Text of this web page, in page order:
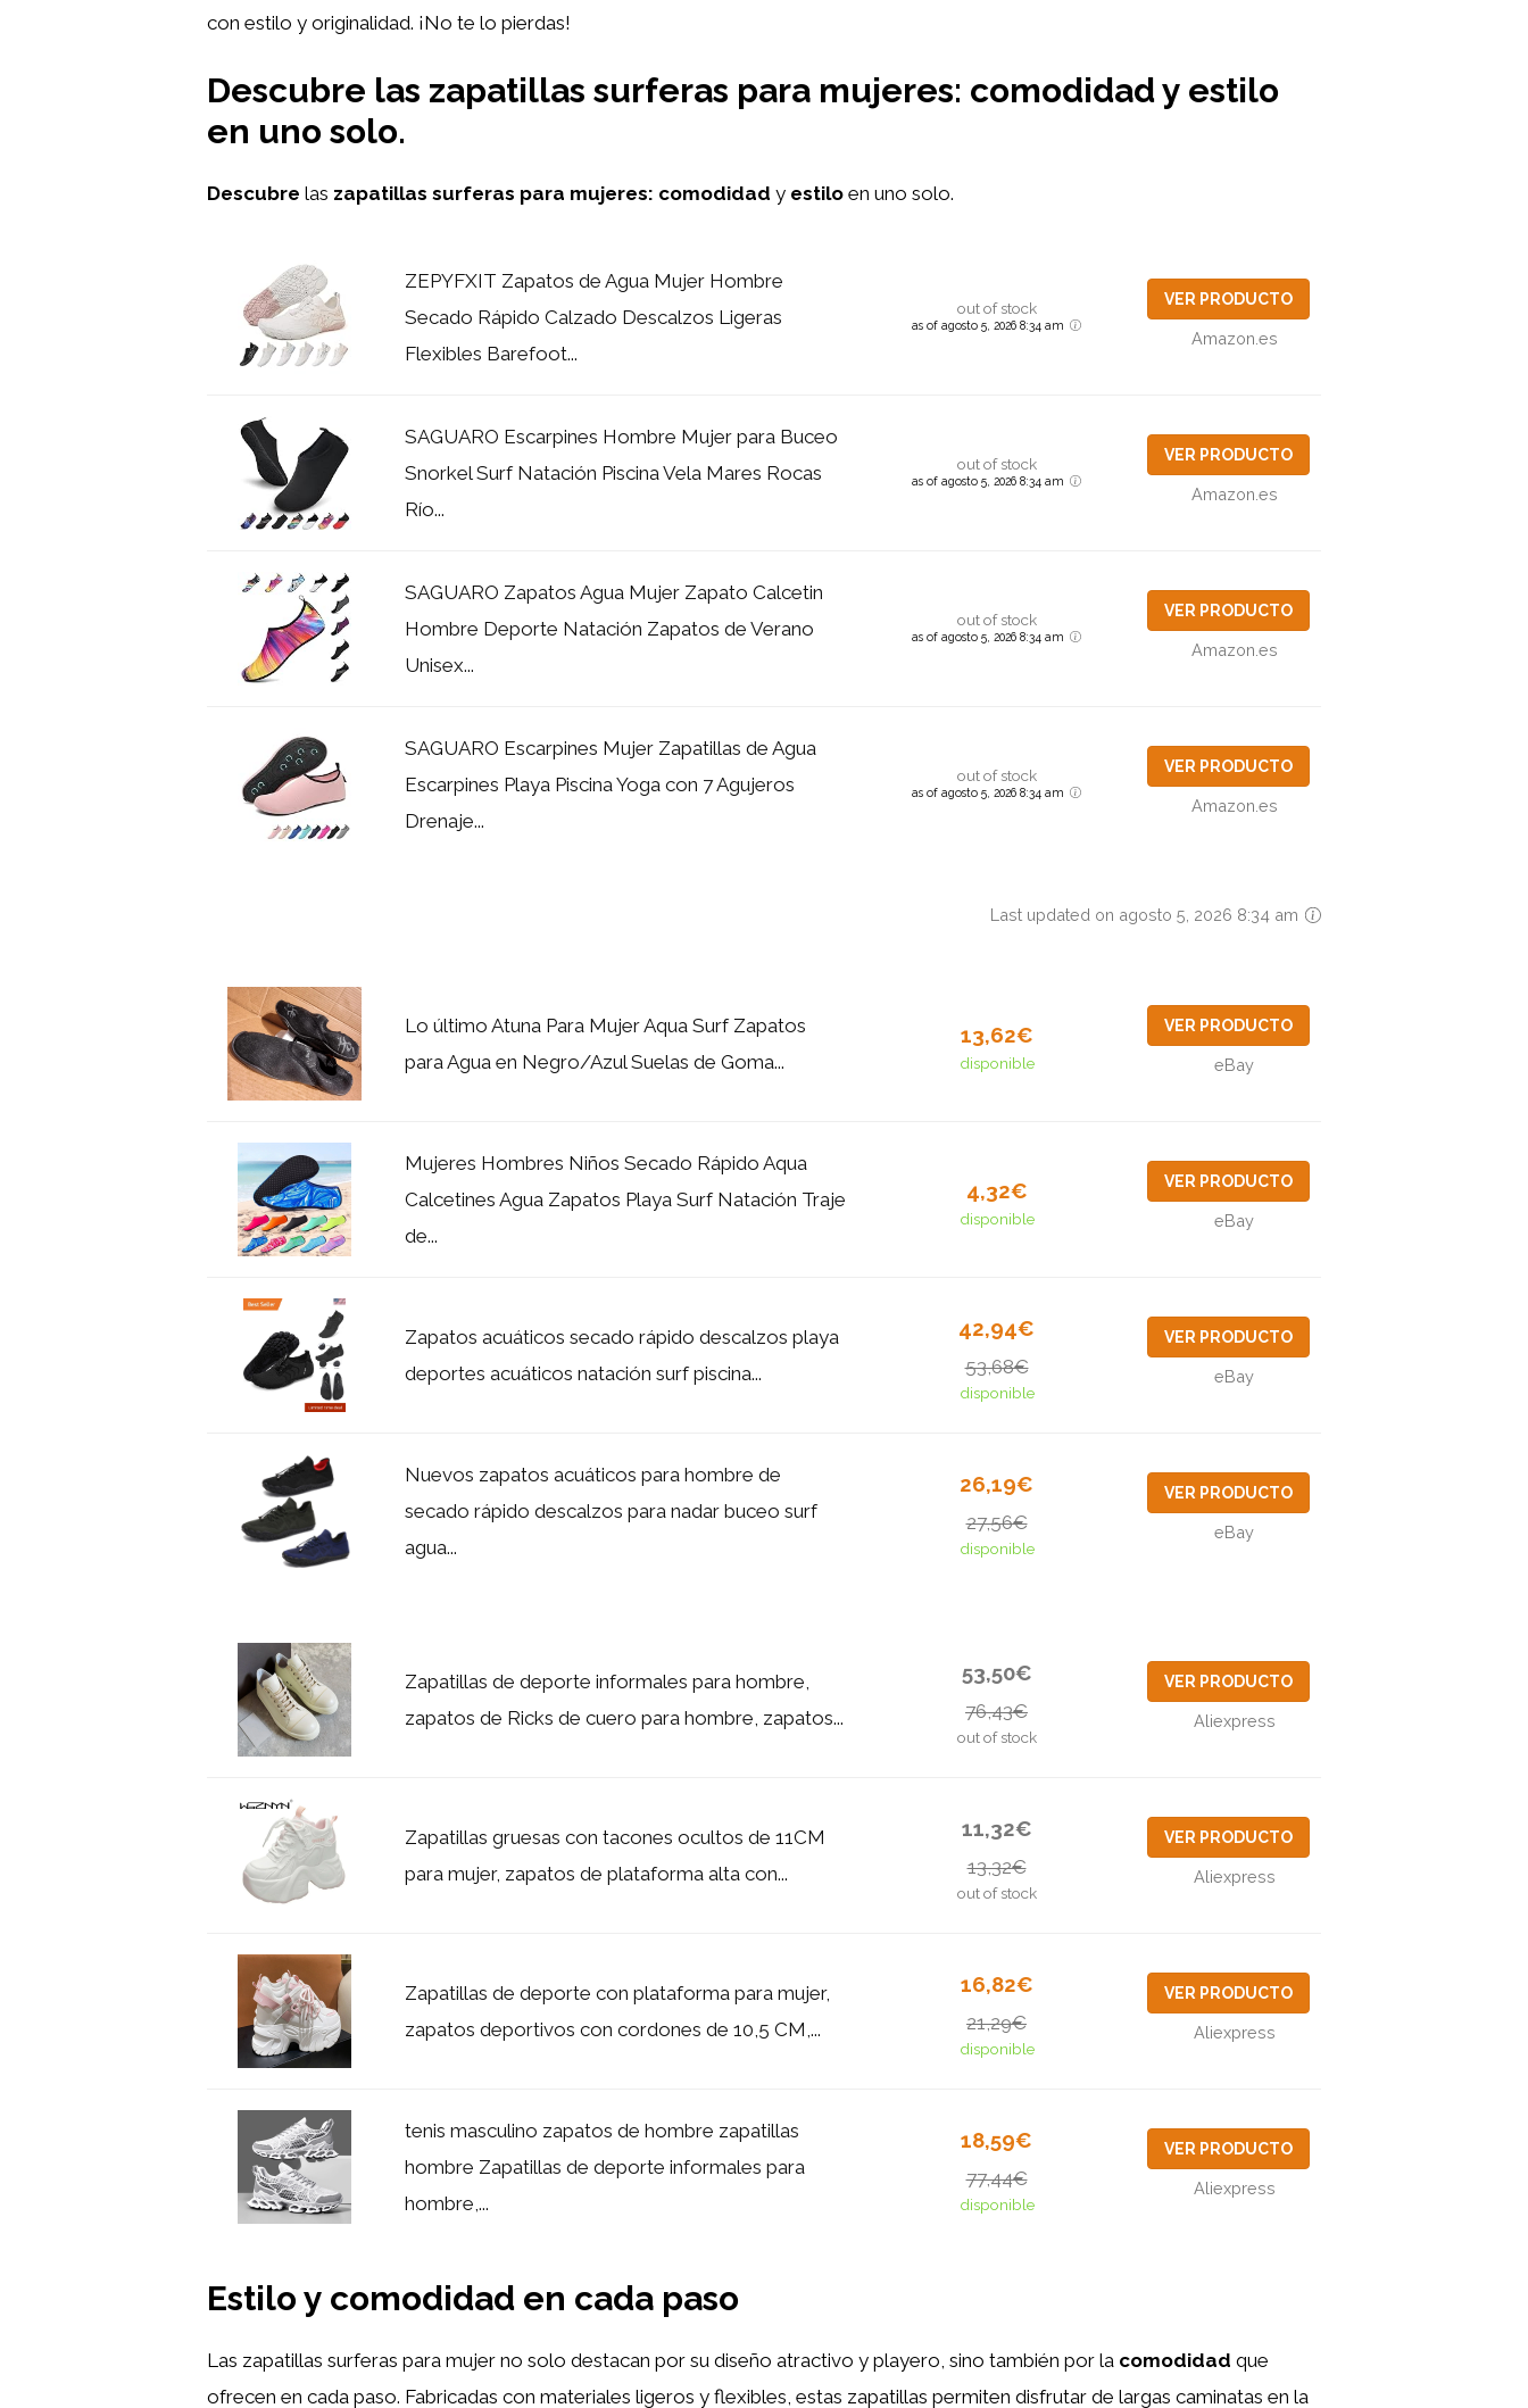
con estilo y originalidad. ¡No te lo pierdas!
Descubre las zapatillas surferas para mujeres: comodidad y estilo
en uno solo.
Descubre las zapatillas surferas para mujeres: comodidad y estilo en uno solo.
ZEPYFXIT Zapatos de Agua Mujer Hombre
Secado Rápido Calzado Descalzos Ligeras
Flexibles Barefoot...
out of stock
as of agosto 5, 2026 8:34 am
VER PRODUCTO
Amazon.es
SAGUARO Escarpines Hombre Mujer para Buceo
Snorkel Surf Natación Piscina Vela Mares Rocas
Río...
out of stock
as of agosto 5, 2026 8:34 am
VER PRODUCTO
Amazon.es
SAGUARO Zapatos Agua Mujer Zapato Calcetin
Hombre Deporte Natación Zapatos de Verano
Unisex...
out of stock
as of agosto 5, 2026 8:34 am
VER PRODUCTO
Amazon.es
SAGUARO Escarpines Mujer Zapatillas de Agua
Escarpines Playa Piscina Yoga con 7 Agujeros
Drenaje...
out of stock
as of agosto 5, 2026 8:34 am
VER PRODUCTO
Amazon.es
Last updated on agosto 5, 2026 8:34 am
Lo último Atuna Para Mujer Aqua Surf Zapatos
para Agua en Negro/Azul Suelas de Goma...
13,62€
disponible
VER PRODUCTO
eBay
Mujeres Hombres Niños Secado Rápido Aqua
Calcetines Agua Zapatos Playa Surf Natación Traje
de...
4,32€
disponible
VER PRODUCTO
eBay
Zapatos acuáticos secado rápido descalzos playa
deportes acuáticos natación surf piscina...
42,94€
53,68€
disponible
VER PRODUCTO
eBay
Nuevos zapatos acuáticos para hombre de
secado rápido descalzos para nadar buceo surf
agua...
26,19€
27,56€
disponible
VER PRODUCTO
eBay
Zapatillas de deporte informales para hombre,
zapatos de Ricks de cuero para hombre, zapatos...
53,50€
76,43€
out of stock
VER PRODUCTO
Aliexpress
Zapatillas gruesas con tacones ocultos de 11CM
para mujer, zapatos de plataforma alta con...
11,32€
13,32€
out of stock
VER PRODUCTO
Aliexpress
Zapatillas de deporte con plataforma para mujer,
zapatos deportivos con cordones de 10,5 CM,...
16,82€
21,29€
disponible
VER PRODUCTO
Aliexpress
tenis masculino zapatos de hombre zapatillas
hombre Zapatillas de deporte informales para
hombre,...
18,59€
77,44€
disponible
VER PRODUCTO
Aliexpress
Estilo y comodidad en cada paso
Las zapatillas surferas para mujer no solo destacan por su diseño atractivo y playero, sino también por la comodidad que
ofrecen en cada paso. Fabricadas con materiales ligeros y flexibles, estas zapatillas permiten disfrutar de largas caminatas en la